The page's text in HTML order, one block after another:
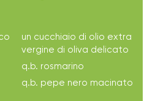
un cucchiaio di olio extra
vergine di oliva delicato
q.b. rosmarino
q.b. pepe nero macinato